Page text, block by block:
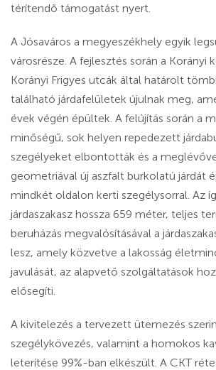
térítendő támogatást nyert.
A Jósaváros a megyeszékhely egyik
városrésze. A fejlesztés során a Korányi
Korányi Frigyes utcák által határolt
található járdafelületek újulnak meg,
évek végén épültek. A felújítás során a
minőségű, sok helyen repedezett
szegélyeket elbontották és a
geometriával új aszfalt burkolatú járdát
mindkét oldalon kerti szegélysorral. Az
járdaszakasz hossza 659 méter, teljes
beruházás megvalósításával a
lesz, amely közvetve a lakosság
javulását, az alapvető szolgáltatások
elősegíti.
A kivitelezés a tervezett ütemezés
szegélykövezés, valamint a homokos
leterítése 99%-ban elkészült. A CKT